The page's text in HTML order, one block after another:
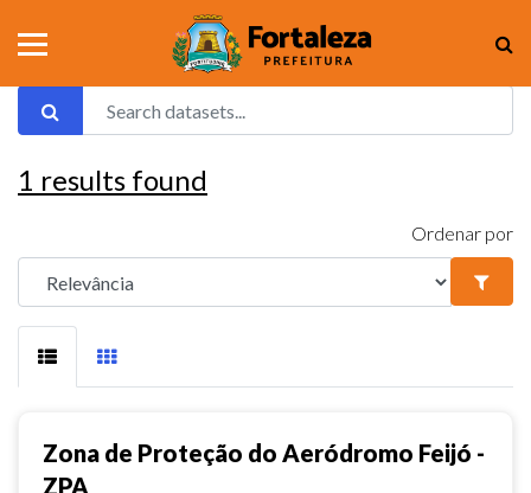
1 results found
Ordenar por
Zona de Proteção do Aeródromo Feijó -
ZPA